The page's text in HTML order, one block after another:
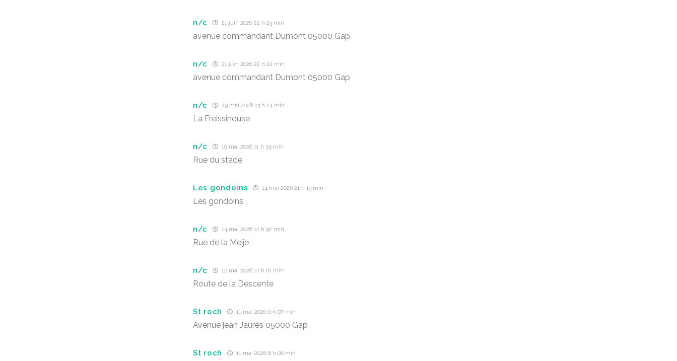
n/c 21 juin 2026 22 h 23 min
avenue commandant Dumont 05000 Gap
n/c 21 juin 2026 22 h 22 min
avenue commandant Dumont 05000 Gap
n/c 29 mai 2026 23 h 24 min
La Freissinouse
n/c 19 mai 2026 11 h 55 min
Rue du stade
Les gondoins 14 mai 2026 21 h 13 min
Les gondoins
n/c 14 mai 2026 12 h 52 min
Rue de la Meije
n/c 12 mai 2026 17 h 01 min
Route de la Descente
St roch 11 mai 2026 6 h 07 min
Avenue jean Jaurès 05000 Gap
St roch 11 mai 2026 6 h 06 min